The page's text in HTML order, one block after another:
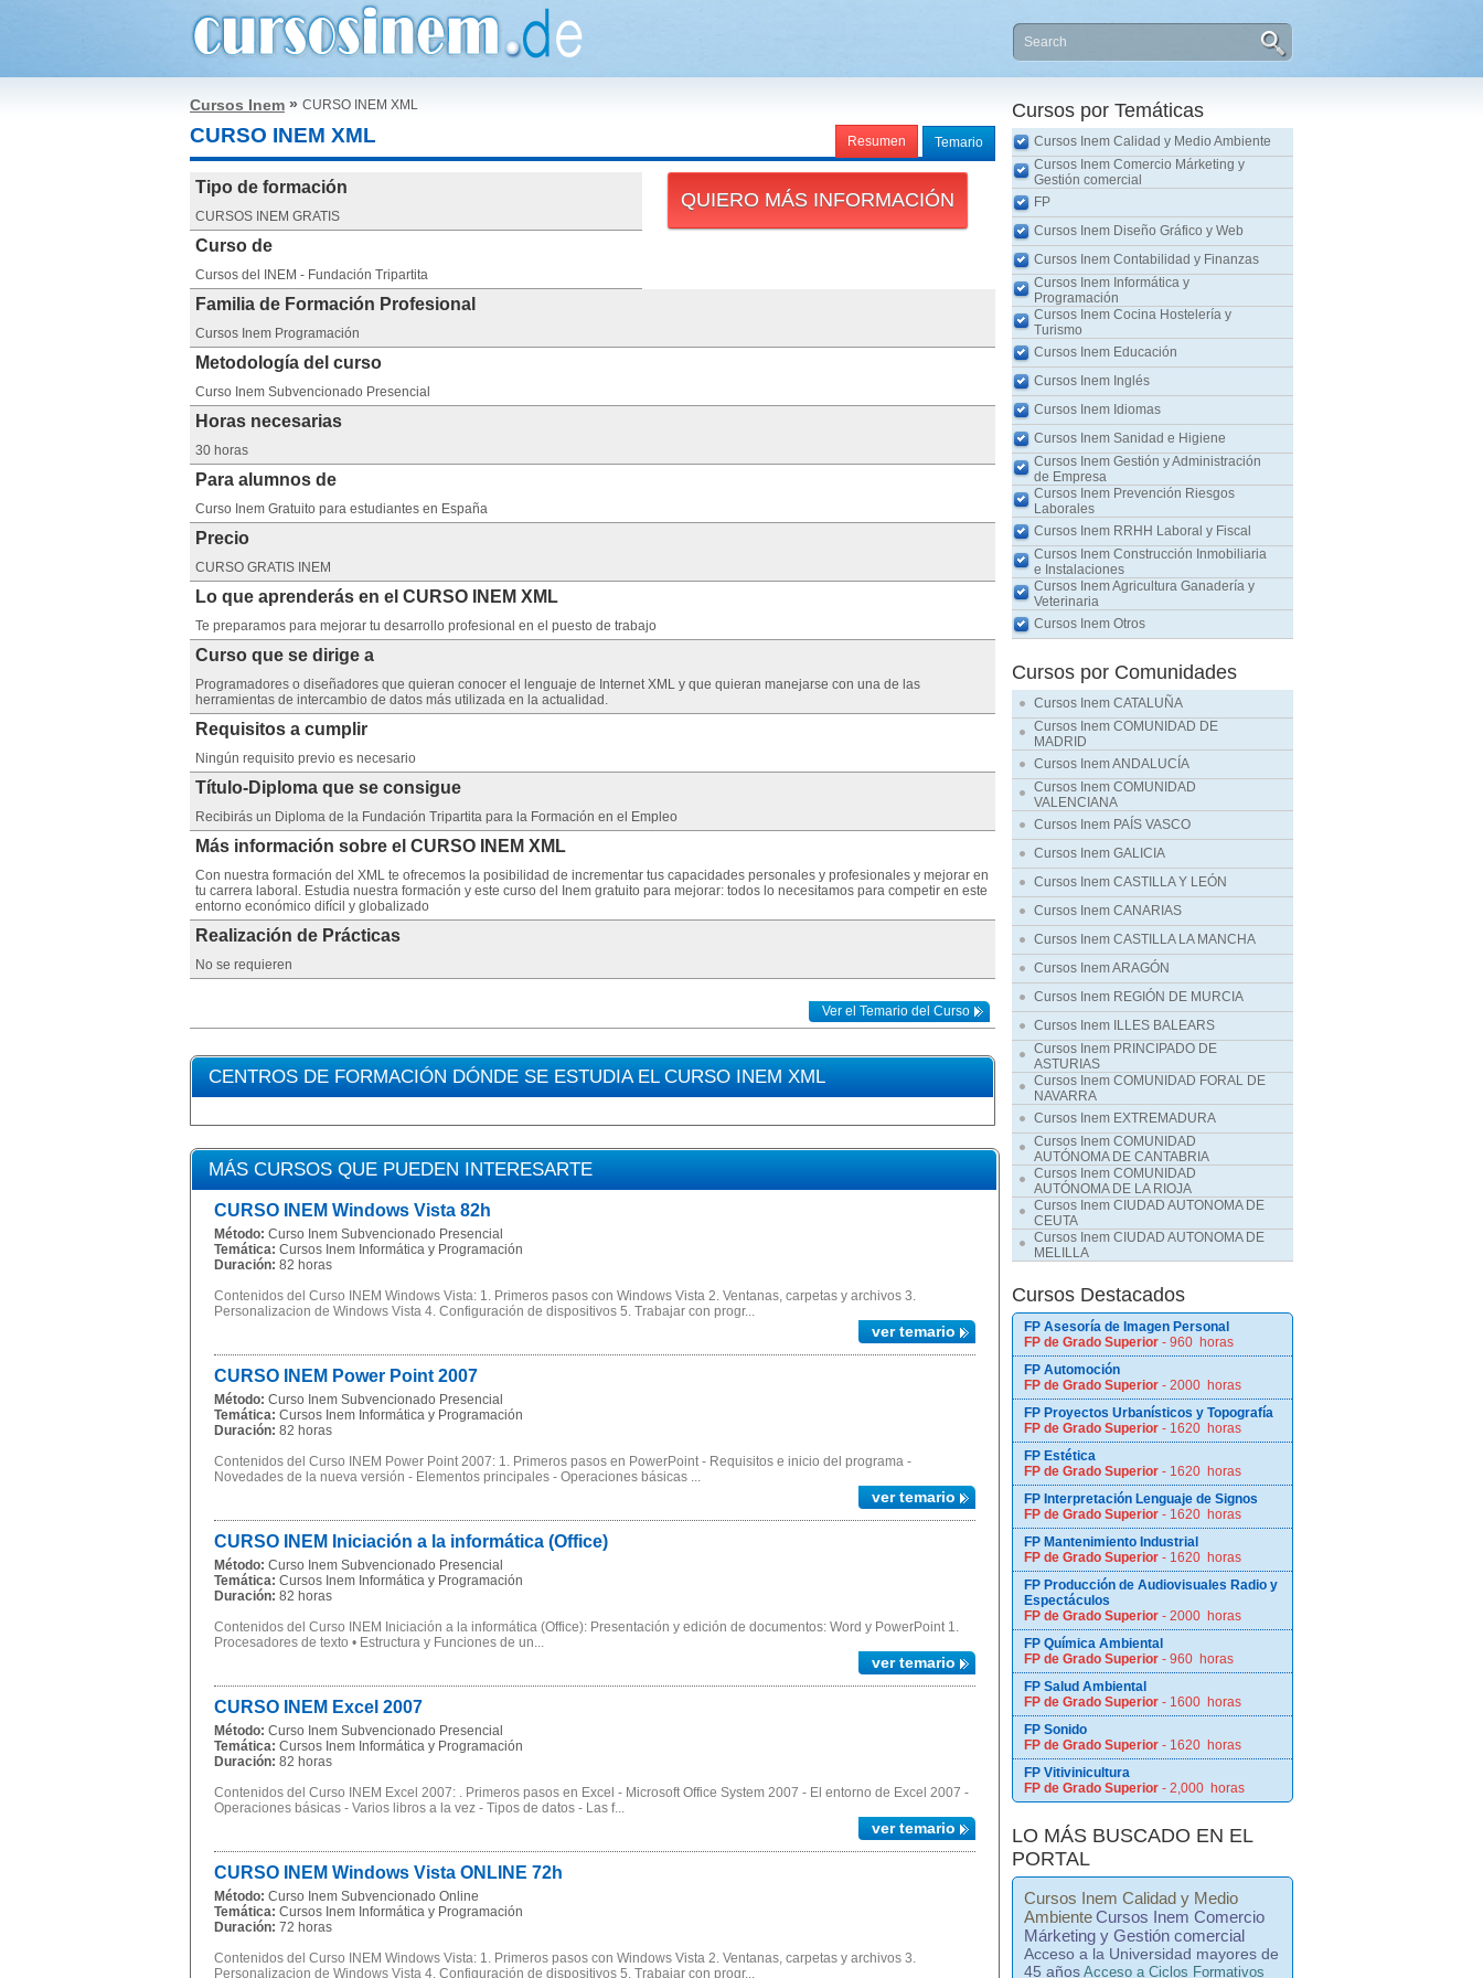
Cursos Inem » CURSO INEM XML
Resumen Temario
CURSO INEM XML
QUIERO MÁS INFORMACIÓN
Tipo de formación
CURSOS INEM GRATIS
Curso de
Cursos del INEM - Fundación Tripartita
Familia de Formación Profesional
Cursos Inem Programación
Metodología del curso
Curso Inem Subvencionado Presencial
Horas necesarias
30 horas
Para alumnos de
Curso Inem Gratuito para estudiantes en España
Precio
CURSO GRATIS INEM
Lo que aprenderás en el CURSO INEM XML
Te preparamos para mejorar tu desarrollo profesional en el puesto de trabajo
Curso que se dirige a
Programadores o diseñadores que quieran conocer el lenguaje de Internet XML y que quieran manejarse con una de las
herramientas de intercambio de datos más utilizada en la actualidad.
Requisitos a cumplir
Ningún requisito previo es necesario
Título-Diploma que se consigue
Recibirás un Diploma de la Fundación Tripartita para la Formación en el Empleo
Más información sobre el CURSO INEM XML
Con nuestra formación del XML te ofrecemos la posibilidad de incrementar tus capacidades personales y profesionales y mejorar en
tu carrera laboral. Estudia nuestra formación y este curso del Inem gratuito para mejorar: todos lo necesitamos para competir en este
entorno económico difícil y globalizado
Realización de Prácticas
No se requieren
Ver el Temario del Curso
CENTROS DE FORMACIÓN DÓNDE SE ESTUDIA EL CURSO INEM XML
MÁS CURSOS QUE PUEDEN INTERESARTE
CURSO INEM Windows Vista 82h
Método: Curso Inem Subvencionado Presencial
Temática: Cursos Inem Informática y Programación
Duración: 82 horas
Contenidos del Curso INEM Windows Vista: 1. Primeros pasos con Windows Vista 2. Ventanas, carpetas y archivos 3.
Personalizacion de Windows Vista 4. Configuración de dispositivos 5. Trabajar con progr...
ver temario
CURSO INEM Power Point 2007
Método: Curso Inem Subvencionado Presencial
Temática: Cursos Inem Informática y Programación
Duración: 82 horas
Contenidos del Curso INEM Power Point 2007: 1. Primeros pasos en PowerPoint - Requisitos e inicio del programa -
Novedades de la nueva versión - Elementos principales - Operaciones básicas ...
ver temario
CURSO INEM Iniciación a la informática (Office)
Método: Curso Inem Subvencionado Presencial
Temática: Cursos Inem Informática y Programación
Duración: 82 horas
Contenidos del Curso INEM Iniciación a la informática (Office): Presentación y edición de documentos: Word y PowerPoint 1.
Procesadores de texto • Estructura y Funciones de un...
ver temario
CURSO INEM Excel 2007
Método: Curso Inem Subvencionado Presencial
Temática: Cursos Inem Informática y Programación
Duración: 82 horas
Contenidos del Curso INEM Excel 2007: . Primeros pasos en Excel - Microsoft Office System 2007 - El entorno de Excel 2007 -
Operaciones básicas - Varios libros a la vez - Tipos de datos - Las f...
ver temario
CURSO INEM Windows Vista ONLINE 72h
Método: Curso Inem Subvencionado Online
Temática: Cursos Inem Informática y Programación
Duración: 72 horas
Contenidos del Curso INEM Windows Vista: 1. Primeros pasos con Windows Vista 2. Ventanas, carpetas y archivos 3.
Personalizacion de Windows Vista 4. Configuración de dispositivos 5. Trabajar con progr...
Cursos por Temáticas
Cursos Inem Calidad y Medio Ambiente
Cursos Inem Comercio Márketing y
Gestión comercial
FP
Cursos Inem Diseño Gráfico y Web
Cursos Inem Contabilidad y Finanzas
Cursos Inem Informática y
Programación
Cursos Inem Cocina Hostelería y
Turismo
Cursos Inem Educación
Cursos Inem Inglés
Cursos Inem Idiomas
Cursos Inem Sanidad e Higiene
Cursos Inem Gestión y Administración
de Empresa
Cursos Inem Prevención Riesgos
Laborales
Cursos Inem RRHH Laboral y Fiscal
Cursos Inem Construcción Inmobiliaria
e Instalaciones
Cursos Inem Agricultura Ganadería y
Veterinaria
Cursos Inem Otros
Cursos por Comunidades
Cursos Inem CATALUÑA
Cursos Inem COMUNIDAD DE
MADRID
Cursos Inem ANDALUCÍA
Cursos Inem COMUNIDAD
VALENCIANA
Cursos Inem PAÍS VASCO
Cursos Inem GALICIA
Cursos Inem CASTILLA Y LEÓN
Cursos Inem CANARIAS
Cursos Inem CASTILLA LA MANCHA
Cursos Inem ARAGÓN
Cursos Inem REGIÓN DE MURCIA
Cursos Inem ILLES BALEARS
Cursos Inem PRINCIPADO DE
ASTURIAS
Cursos Inem COMUNIDAD FORAL DE
NAVARRA
Cursos Inem EXTREMADURA
Cursos Inem COMUNIDAD
AUTÓNOMA DE CANTABRIA
Cursos Inem COMUNIDAD
AUTÓNOMA DE LA RIOJA
Cursos Inem CIUDAD AUTONOMA DE
CEUTA
Cursos Inem CIUDAD AUTONOMA DE
MELILLA
Cursos Destacados
FP Asesoría de Imagen Personal
FP de Grado Superior - 960 horas
FP Automoción
FP de Grado Superior - 2000 horas
FP Proyectos Urbanísticos y Topografía
FP de Grado Superior - 1620 horas
FP Estética
FP de Grado Superior - 1620 horas
FP Interpretación Lenguaje de Signos
FP de Grado Superior - 1620 horas
FP Mantenimiento Industrial
FP de Grado Superior - 1620 horas
FP Producción de Audiovisuales Radio y
Espectáculos
FP de Grado Superior - 2000 horas
FP Química Ambiental
FP de Grado Superior - 960 horas
FP Salud Ambiental
FP de Grado Superior - 1600 horas
FP Sonido
FP de Grado Superior - 1620 horas
FP Vitivinicultura
FP de Grado Superior - 2,000 horas
LO MÁS BUSCADO EN EL
PORTAL
Cursos Inem Calidad y Medio
AmbienteCursos Inem Comercio
Márketing y Gestión comercial
Acceso a la Universidad mayores de
45 años Acceso a Ciclos Formativos